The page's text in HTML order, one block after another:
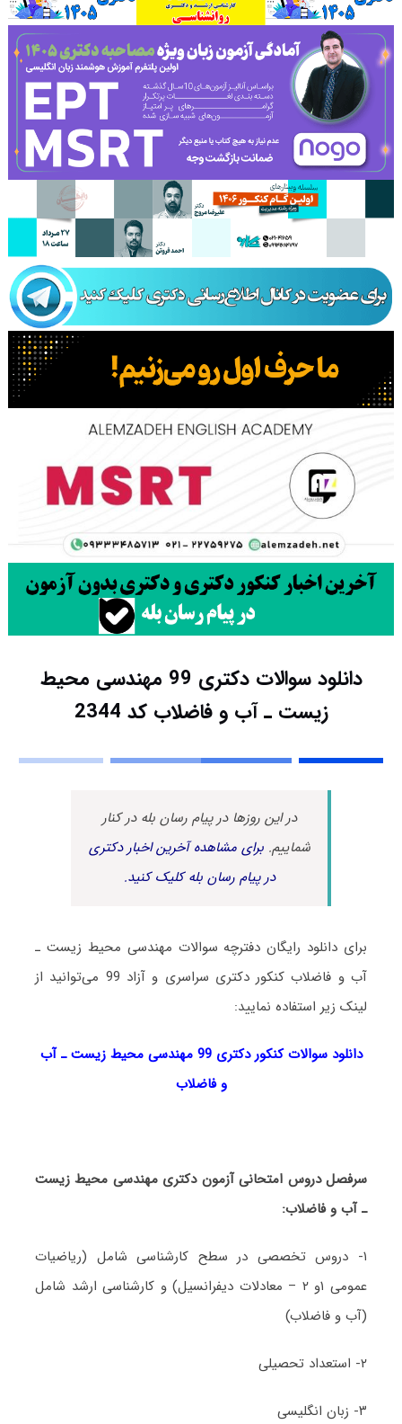
دانلود سوالات دکتری 99 مهندسی محیط
زیست ـ آب و فاضلاب کد 2344
در این روزها در پیام رسان بله در کنار
شماییم.برای مشاهده آخرین اخبار دکتری
در پیام رسان بله کلیک کنید.
برای دانلود رایگان دفترچه سوالات مهندسی محیط زیست ـ
آب و فاضلاب کنکور دکتری سراسری و آزاد 99 می‌توانید از
لینک زیر استفاده نمایید:
دانلود سوالات کنکور دکتری 99 مهندسی محیط زیست ـ آب
و فاضلاب
سرفصل دروس امتحانی آزمون دکتری مهندسی محیط زیست
ـ آب و فاضلاب:
۱- دروس تخصصی در سطح کارشناسی شامل (ریاضیات
عمومی ۱و ۲ – معادلات دیفرانسیل) و کارشناسی ارشد شامل
(آب و فاضلاب)
۲- استعداد تحصیلی
۳- زبان انگلیسی